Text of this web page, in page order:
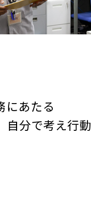
にあたる
自分で考え行